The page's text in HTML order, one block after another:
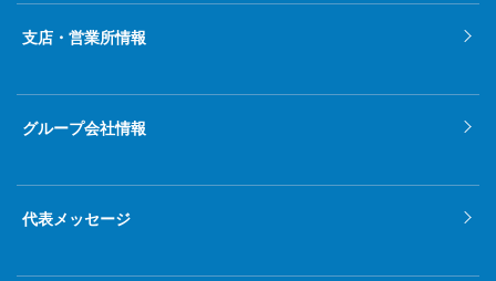
支店・営業所情報
グループ会社情報
代表メッセージ